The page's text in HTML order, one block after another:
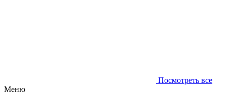
Посмотреть все
Меню